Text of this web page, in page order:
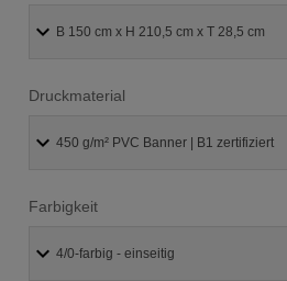
Druckmaterial
Farbigkeit